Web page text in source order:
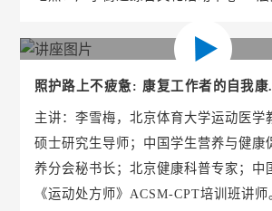
照护路上不疲惫: 康复工作者的自我康
主讲：李雪梅，北京体育大学运动医学
硕士研究生导师；中国学生营养与健康
养分会秘书长；北京健康科普专家；中
《运动处方师》ACSM-CPT培训班讲